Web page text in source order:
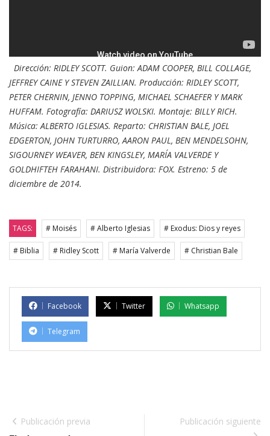
Dirección: RIDLEY SCOTT. Guion: ADAM COOPER, BILL COLLAGE,
JEFFREY CAINE Y STEVEN ZAILLIAN. Producción: RIDLEY SCOTT,
PETER CHERNIN, JENNO TOPPING, MICHAEL SCHAEFER Y MARK
HUFFAM. Fotografía: DARIUSZ WOLSKI. Montaje: BILLY RICH.
Música: ALBERTO IGLESIAS. Reparto: CHRISTIAN BALE, JOEL
EDGERTON, JOHN TURTURRO, AARON PAUL, BEN MENDELSOHN,
SIGOURNEY WEAVER, BEN KINGSLEY, MARÍA VALVERDE Y
GOLDHIFTEH FARAHANI. Distribuidora: FOX. Estreno: 5 de
diciembre de 2014.
TAGS: # Moisés # Alberto Iglesias # Exodus: Dios y reyes
# Biblia # Ridley Scott # María Valverde # Christian Bale
Facebook Twitter Whatsapp
Telegram
Publicación previa
Publicación siguiente